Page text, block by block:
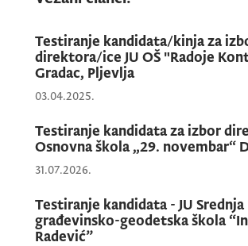
Testiranje kandidata/kinja za
direktora/ice JU OŠ "Radoje
Gradac, Pljevlja
03.04.2025.
Testiranje kandidata za izbor
Osnovna škola „29. novembar“
31.07.2026.
Testiranje kandidata - JU Srednja
građevinsko-geodetska škola
Radević”